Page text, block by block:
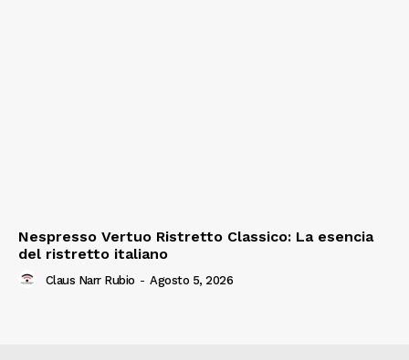
Nespresso Vertuo Ristretto Classico: La esencia
del ristretto italiano
Claus Narr Rubio - Agosto 5, 2026